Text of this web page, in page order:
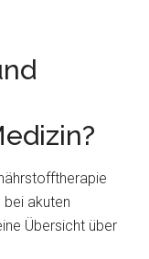
akuten
Übersicht über